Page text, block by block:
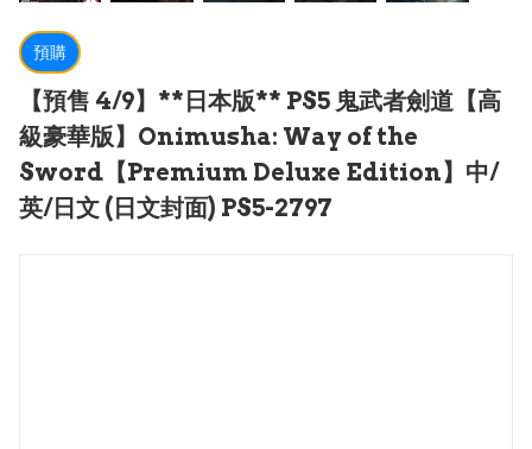
預購
【預售 4/9】**日本版** PS5 鬼武者劍道【高
級豪華版】Onimusha: Way of the
Sword【Premium Deluxe Edition】中/
英/日文 (日文封面) PS5-2797